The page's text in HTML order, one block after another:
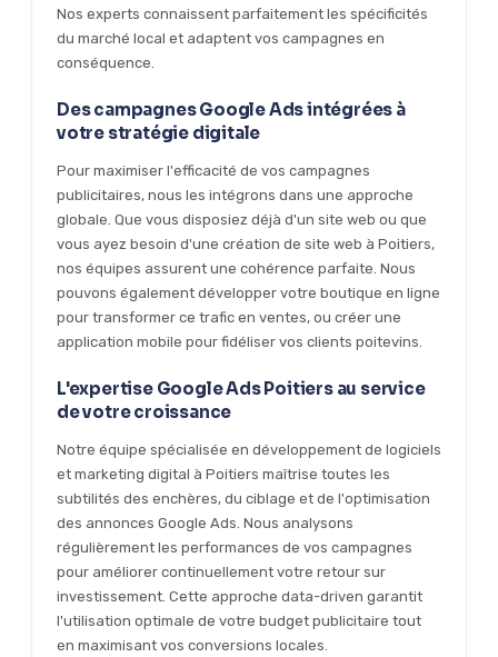
Nos experts connaissent parfaitement les spécificités
du marché local et adaptent vos campagnes en
conséquence.
Des campagnes Google Ads intégrées à
votre stratégie digitale
Pour maximiser l'efficacité de vos campagnes
publicitaires, nous les intégrons dans une approche
globale. Que vous disposiez déjà d'un site web ou que
vous ayez besoin d'une création de site web à Poitiers,
nos équipes assurent une cohérence parfaite. Nous
pouvons également développer votre boutique en ligne
pour transformer ce trafic en ventes, ou créer une
application mobile pour fidéliser vos clients poitevins.
L'expertise Google Ads Poitiers au service
de votre croissance
Notre équipe spécialisée en développement de logiciels
et marketing digital à Poitiers maîtrise toutes les
subtilités des enchères, du ciblage et de l'optimisation
des annonces Google Ads. Nous analysons
régulièrement les performances de vos campagnes
pour améliorer continuellement votre retour sur
investissement. Cette approche data-driven garantit
l'utilisation optimale de votre budget publicitaire tout
en maximisant vos conversions locales.